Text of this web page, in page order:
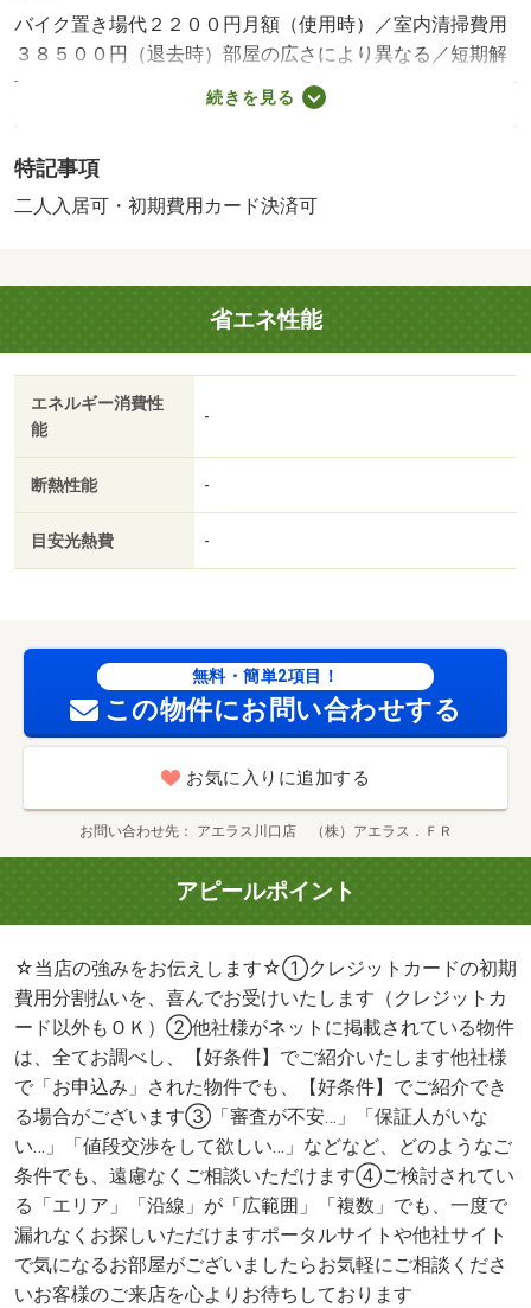
バイク置き場代２２００円月額（使用時）／室内清掃費用
３８５００円（退去時）部屋の広さにより異なる／短期解
約違約金有（１２ヶ月未満の解約時賃料１ヶ月分）／エア
コン洗浄代１６５００円～（退去時）／木下賃貸友の会費
保証等：加入要（初回：賃料等の８０％、利用手数料５５
０円、継続保証料２００００円）・オンラインで申込から
のご希望に合わせた方法（店頭、オンライン等）で物件を
ご提案いたします・バイク置場：有（２，２００円／
月）・駐輪場：有（無料）/消毒代 26400円
続きを見る
特記事項
二人入居可・初期費用カード決済可
省エネ性能
エネルギー消費性
能
-
断熱性能 -
目安光熱費 -
無料・簡単2項目！
この物件にお問い合わせする
お気に入りに追加する
お問い合わせ先 アエラス川口店 （株）アエラス．ＦＲ
アピールポイント
☆当店の強みをお伝えします☆①クレジットカードの初期
費用分割払いを、喜んでお受けいたします（クレジットカ
ード以外もＯＫ）②他社様がネットに掲載されている物件
は、全てお調べし、【好条件】でご紹介いたします他社様
で「お申込み」された物件でも、【好条件】でご紹介でき
る場合がございます③「審査が不安…」「保証人がいな
い…」「値段交渉をして欲しい…」などなど、どのようなご
条件でも、遠慮なくご相談いただけます④ご検討されてい
る「エリア」「沿線」が「広範囲」「複数」でも、一度で
漏れなくお探しいただけますポータルサイトや他社サイト
で気になるお部屋がございましたらお気軽にご相談くださ
いお客様のご来店を心よりお待ちしております